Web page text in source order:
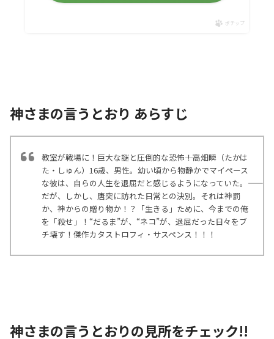
ポチップ
神さまの言うとおり あらすじ
教室が戦場に！巨大な謎と圧倒的な恐怖――！高畑瞬（たかは
た・しゅん）16歳、男性。幼い頃から物静かでマイペース
な彼は、自らの人生を退屈だと感じるようになっていた。――
だが、しかし、唐突に訪れた日常との決別。それは神罰
か、神からの贈り物か！？「生きる」ために、今までの俺
を「殺せ」！“だるま”が、“ネコ”が、退屈だった日々をブ
チ壊す！傑作カタストロフィ・サスペンス！！！
神さまの言うとおりの見所をチェック!!